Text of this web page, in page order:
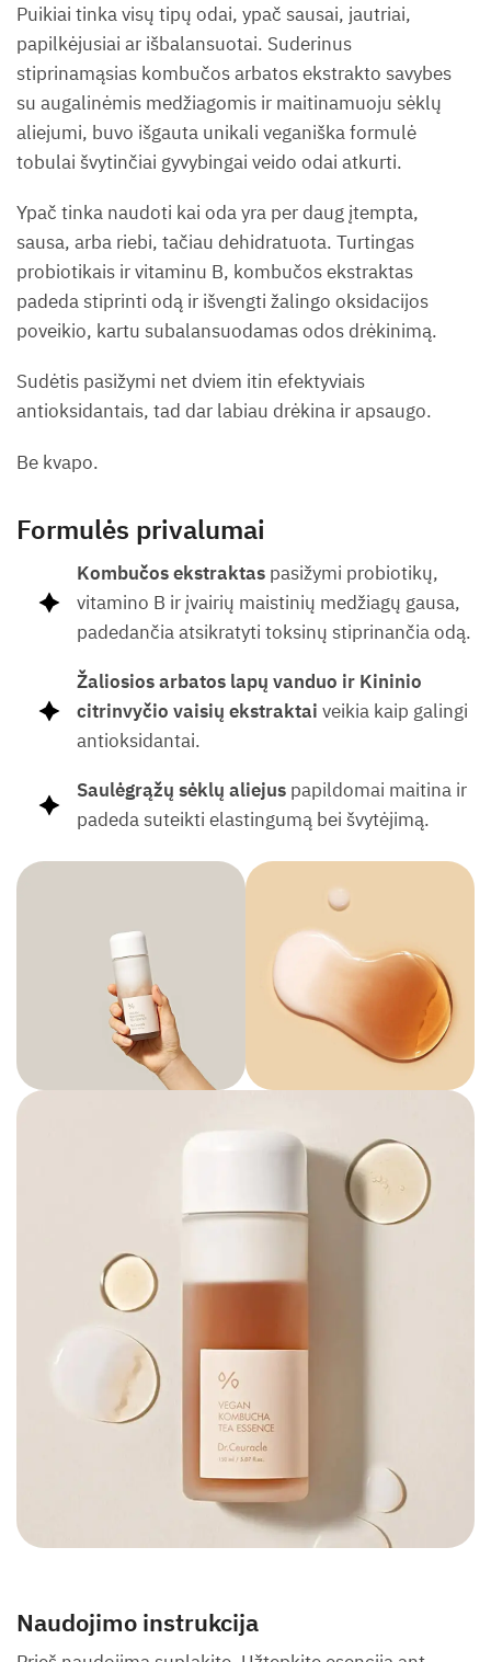
Puikiai tinka visų tipų odai, ypač sausai, jautriai,
papilkėjusiai ar išbalansuotai. Suderinus
stiprinamąsias kombučos arbatos ekstrakto savybes
su augalinėmis medžiagomis ir maitinamuoju sėklų
aliejumi, buvo išgauta unikali veganiška formulė
tobulai švytinčiai gyvybingai veido odai atkurti.
Ypač tinka naudoti kai oda yra per daug įtempta,
sausa, arba riebi, tačiau dehidratuota. Turtingas
probiotikais ir vitaminu B, kombučos ekstraktas
padeda stiprinti odą ir išvengti žalingo oksidacijos
poveikio, kartu subalansuodamas odos drėkinimą.
Sudėtis pasižymi net dviem itin efektyviais
antioksidantais, tad dar labiau drėkina ir apsaugo.
Be kvapo.
Formulės privalumai
Kombučos ekstraktas pasižymi probiotikų,
vitamino B ir įvairių maistinių medžiagų gausa,
padedančia atsikratyti toksinų stiprinančia odą.
Žaliosios arbatos lapų vanduo ir Kininio
citrinvyčio vaisių ekstraktai veikia kaip galingi
antioksidantai.
Saulėgrąžų sėklų aliejus papildomai maitina ir
padeda suteikti elastingumą bei švytėjimą.
Naudojimo instrukcija